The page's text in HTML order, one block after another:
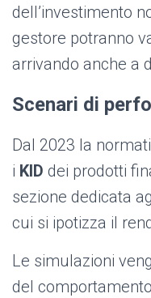
dell’investimento
gestore potranno
arrivando anche a
Scenari di
Dal 2023 la
i KID dei prodotti
sezione dedicata
cui si ipotizza il
Le simulazioni
del